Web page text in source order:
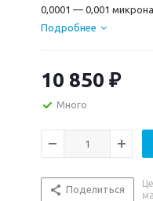
0,0001 — 0,001
органику
Подробнее
10 850 ₽
Много
Поделиться